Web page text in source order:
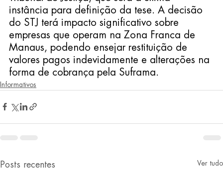
instância para definição da tese. A decisão
do STJ terá impacto significativo sobre
empresas que operam na Zona Franca de
Manaus, podendo ensejar restituição de
valores pagos indevidamente e alterações na
forma de cobrança pela Suframa.
Informativos
Posts recentes Ver tudo